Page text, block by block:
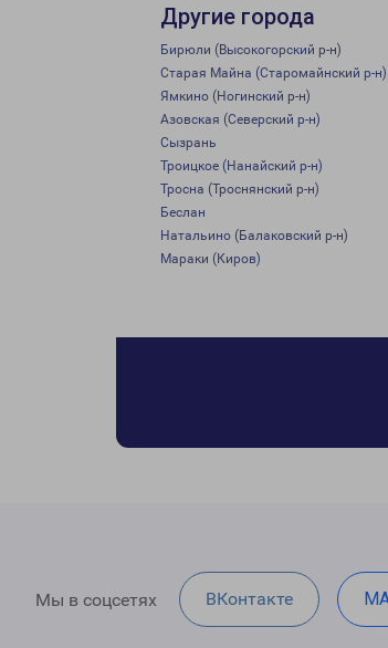
Другие города
Бирюли (Высокогорский р-н)
Старая Майна (Старомайнский р-н)
Ямкино (Ногинский р-н)
Азовская (Северский р-н)
Сызрань
Троицкое (Нанайский р-н)
Тросна (Троснянский р-н)
Беслан
Натальино (Балаковский р-н)
Мараки (Киров)
Мы в соцсетях ВКонтакте